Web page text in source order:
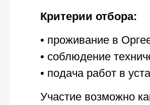
Критерии отбора:
• проживание в
• соблюдение
• подача работ в
Участие возможно